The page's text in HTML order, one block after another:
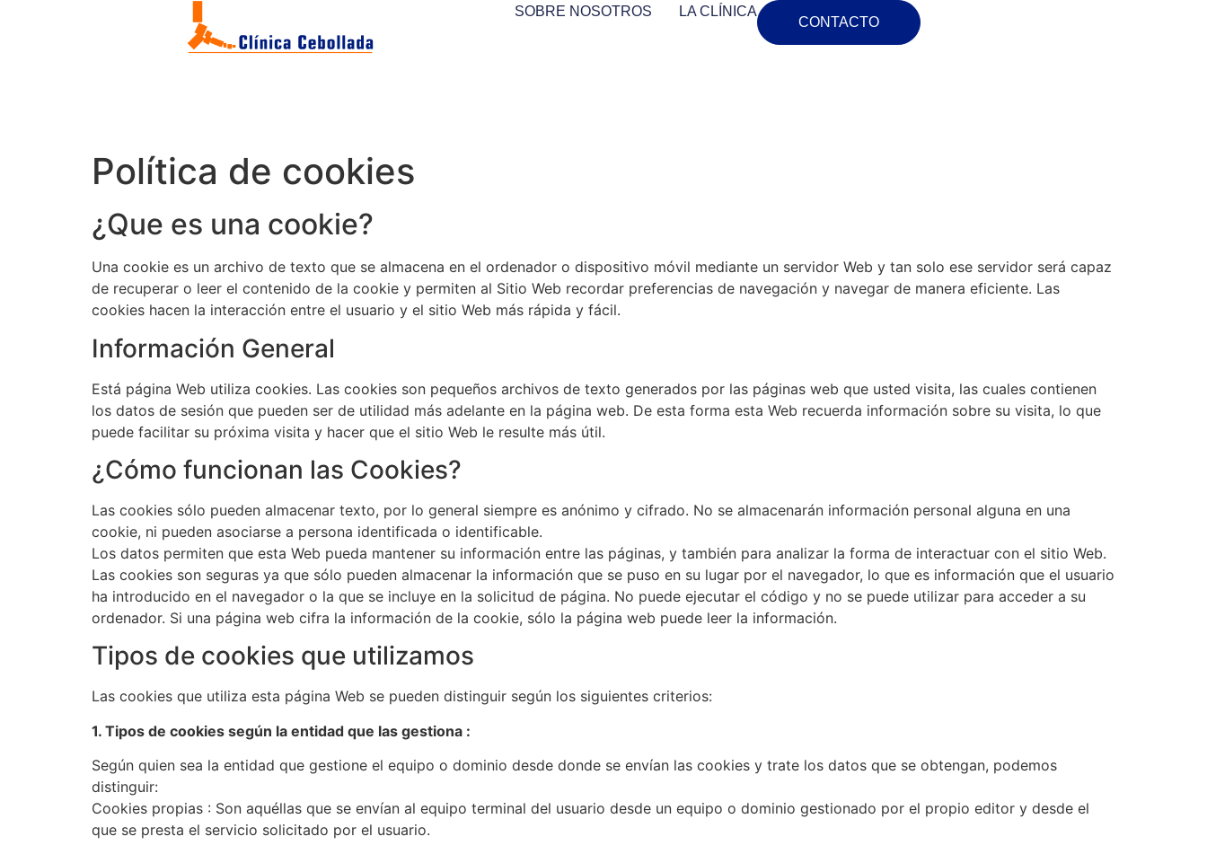
SOBRE NOSOTROS LA CLÍNICA
CONTACTO
Política de cookies
¿Que es una cookie?
Una cookie es un archivo de texto que se almacena en el ordenador o dispositivo móvil mediante un servidor Web y tan solo ese servidor será capaz
de recuperar o leer el contenido de la cookie y permiten al Sitio Web recordar preferencias de navegación y navegar de manera eficiente. Las
cookies hacen la interacción entre el usuario y el sitio Web más rápida y fácil.
Información General
Está página Web utiliza cookies. Las cookies son pequeños archivos de texto generados por las páginas web que usted visita, las cuales contienen
los datos de sesión que pueden ser de utilidad más adelante en la página web. De esta forma esta Web recuerda información sobre su visita, lo que
puede facilitar su próxima visita y hacer que el sitio Web le resulte más útil.
¿Cómo funcionan las Cookies?
Las cookies sólo pueden almacenar texto, por lo general siempre es anónimo y cifrado. No se almacenarán información personal alguna en una
cookie, ni pueden asociarse a persona identificada o identificable.
Los datos permiten que esta Web pueda mantener su información entre las páginas, y también para analizar la forma de interactuar con el sitio Web.
Las cookies son seguras ya que sólo pueden almacenar la información que se puso en su lugar por el navegador, lo que es información que el usuario
ha introducido en el navegador o la que se incluye en la solicitud de página. No puede ejecutar el código y no se puede utilizar para acceder a su
ordenador. Si una página web cifra la información de la cookie, sólo la página web puede leer la información.
Tipos de cookies que utilizamos
Las cookies que utiliza esta página Web se pueden distinguir según los siguientes criterios:
1. Tipos de cookies según la entidad que las gestiona :
Según quien sea la entidad que gestione el equipo o dominio desde donde se envían las cookies y trate los datos que se obtengan, podemos
distinguir:
Cookies propias : Son aquéllas que se envían al equipo terminal del usuario desde un equipo o dominio gestionado por el propio editor y desde el
que se presta el servicio solicitado por el usuario.